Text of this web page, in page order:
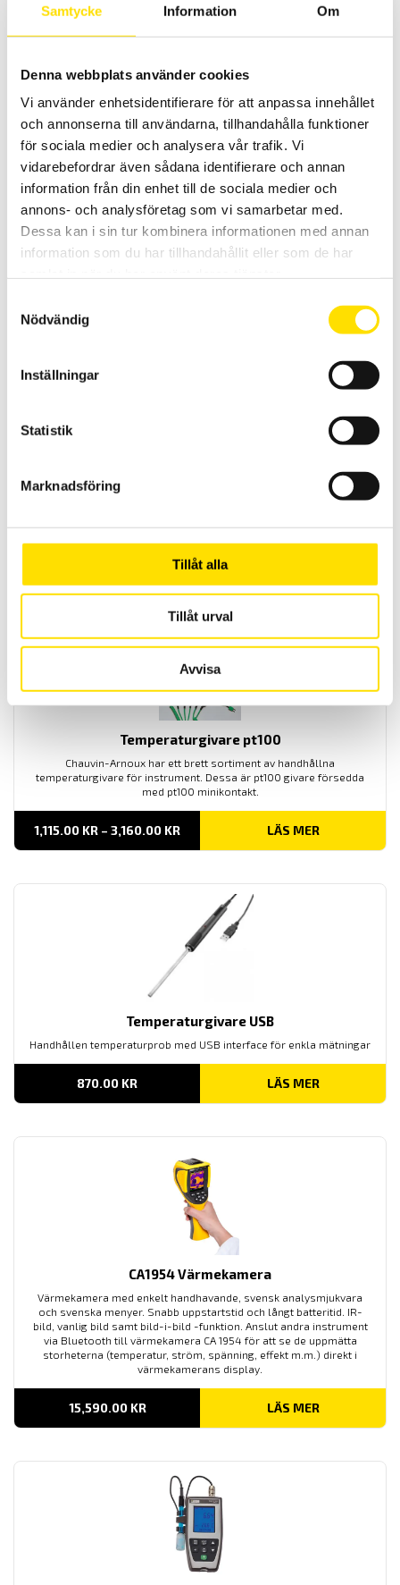
Samtycke Information Om
Denna webbplats använder cookies
Vi använder enhetsidentifierare för att anpassa innehållet
och annonserna till användarna, tillhandahålla funktioner
för sociala medier och analysera vår trafik. Vi
vidarebefordrar även sådana identifierare och annan
information från din enhet till de sociala medier och
annons- och analysföretag som vi samarbetar med.
Dessa kan i sin tur kombinera informationen med annan
information som du har tillhandahållit eller som de har
Nödvändig
Inställningar
Statistik
Marknadsföring
Tillåt alla
Tillåt urval
Avvisa
Relaterade produkter
CA833 Kalibrator för ljudmätare
Kalibrator för ljudnivåmätare enligt EN60942 standard.
5,565.00KR LÄS MER
CA10141 & CA10141E Konduktivitetsmeter med
salthalt, resistivitet samt temperatur. Två modeller finns antingen
IP67 vattentät med prob, eller en modell med standard BNC
9,620.00KR–10,800.00KRPRISINTERVALL:
9,620.00 KR
TILL
10,800.00 KR
LÄS MER
Temperaturgivare pt100
Chauvin-Arnoux har ett brett sortiment av handhållna
temperaturgivare för instrument. Dessa är pt100 givare försedda
med pt100 minikontakt.
1,115.00 KR – 3,160.00 KRPRISINTERVALL:
TILL
LÄS MER
Temperaturgivare USB
Handhållen temperaturprob med USB interface för enkla mätningar
870.00 KR LÄS MER
CA1954 Värmekamera
Värmekamera med enkelt handhavande, svensk analysmjukvara
och svenska menyer. Snabb uppstartstid och långt batteritid. IR-
bild, vanlig bild samt bild-i-bild -funktion. Anslut andra instrument
via Bluetooth till värmekamera CA 1954 för att se de uppmätta
storheterna (temperatur, ström, spänning, effekt m.m.) direkt i
värmekamerans display.
15,590.00 KR LÄS MER